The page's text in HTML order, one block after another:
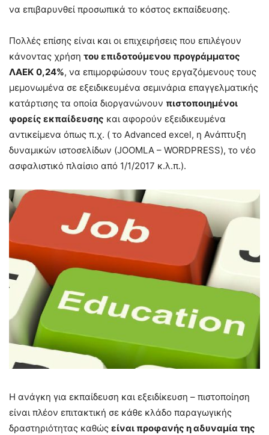
να επιβαρυνθεί προσωπικά το κόστος εκπαίδευσης.
Πολλές επίσης είναι και οι επιχειρήσεις που επιλέγουν
κάνοντας χρήση του επιδοτούμενου προγράμματος
ΛΑΕΚ 0,24%, να επιμορφώσουν τους εργαζόμενους τους
μεμονωμένα σε εξειδικευμένα σεμινάρια επαγγελματικής
κατάρτισης τα οποία διοργανώνουν πιστοποιημένοι
φορείς εκπαίδευσης και αφορούν εξειδικευμένα
αντικείμενα όπως π.χ. ( το Advanced excel, η Ανάπτυξη
δυναμικών ιστοσελίδων (JOOMLA – WORDPRESS), το νέο
ασφαλιστικό πλαίσιο από 1/1/2017 κ.λ.π.).
Η ανάγκη για εκπαίδευση και εξειδίκευση – πιστοποίηση
είναι πλέον επιτακτική σε κάθε κλάδο παραγωγικής
δραστηριότητας καθώς είναι προφανής η αδυναμία της